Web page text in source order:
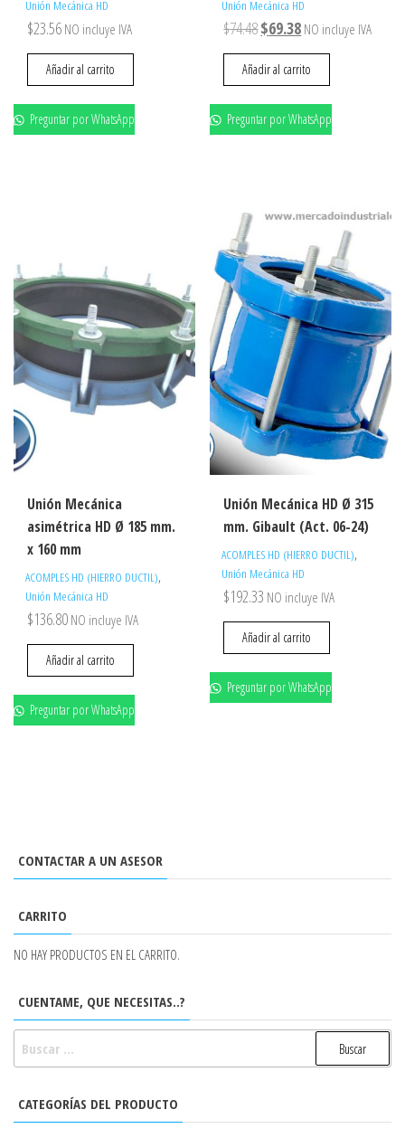
Unión Mecánica HD
$23.56 NO incluye IVA
Añadir al carrito
Preguntar por WhatsApp
Unión Mecánica HD
$74.48El
precio
original
era:
$74.48.
$69.38El
precio
actual
es:
$69.38.
NO incluye IVA
Añadir al carrito
Preguntar por WhatsApp
Unión Mecánica
asimétrica HD Ø 185 mm.
x 160 mm
ACOMPLES HD (HIERRO DUCTIL),
Unión Mecánica HD
$136.80 NO incluye IVA
Añadir al carrito
Preguntar por WhatsApp
Unión Mecánica HD Ø 315
mm. Gibault (Act. 06-24)
ACOMPLES HD (HIERRO DUCTIL),
Unión Mecánica HD
$192.33 NO incluye IVA
Añadir al carrito
Preguntar por WhatsApp
CONTACTAR A UN ASESOR
CARRITO
NO HAY PRODUCTOS EN EL CARRITO.
CUENTAME, QUE NECESITAS..?
CATEGORÍAS DEL PRODUCTO